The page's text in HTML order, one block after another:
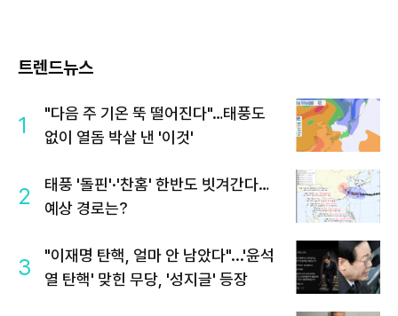
트렌드뉴스
1
"다음 주 기온 뚝 떨어진다"…태풍도
없이 열돔 박살 낸 '이것'
2
태풍 '돌핀'·'찬홈' 한반도 빗겨간다…
예상 경로는?
3
"이재명 탄핵, 얼마 안 남았다"...'윤석
열 탄핵' 맞힌 무당, '성지글' 등장